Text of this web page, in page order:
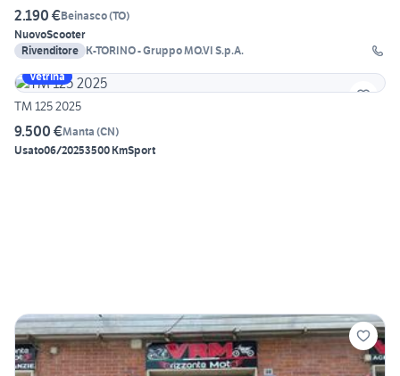
2.190 €Beinasco(TO)
NuovoScooter
Rivenditore K-TORINO - Gruppo MO.VI S.p.A.
Vetrina
TM 125 2025
9.500 €Manta (CN)
Usato06/20253500 KmSport